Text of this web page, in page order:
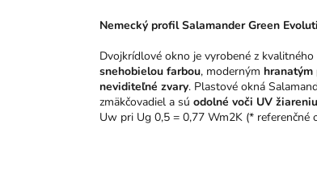
Nemecký profil Salamander Green
Dvojkrídlové okno je vyrobené z
snehobielou farbou, moderným hranatým
neviditeľné zvary. Plastové okná
zmäkčovadiel a sú odolné voči UV žiareniu
Uw pri Ug 0,5 = 0,77 Wm2K (* referenčné